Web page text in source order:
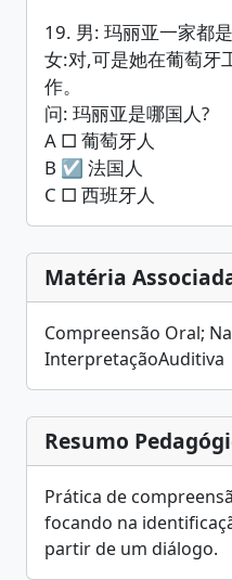
19. 男: 玛丽亚一家都
女:对,可是她在葡萄牙
作。
问: 玛丽亚是哪国人?
A □ 葡萄牙人
B ☑ 法国人
C □ 西班牙人
Matéria
Compreensão Oral;
InterpretaçãoAuditiva
Resumo
Prática de
focando na
partir de um diálogo.